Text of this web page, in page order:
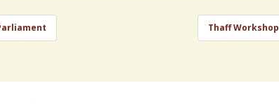
Thaff Workshop